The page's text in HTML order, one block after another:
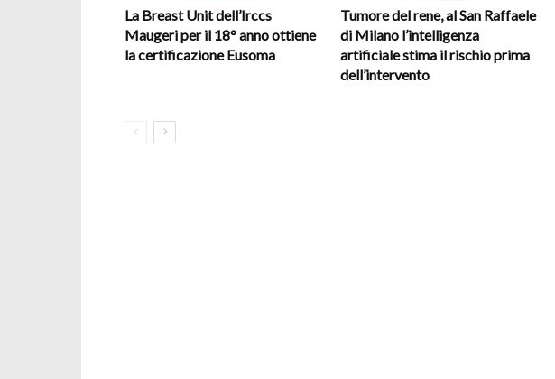
La Breast Unit dell’Irccs
Maugeri per il 18° anno ottiene
la certificazione Eusoma
Tumore del rene, al San Raffaele
di Milano l’intelligenza
artificiale stima il rischio prima
dell’intervento